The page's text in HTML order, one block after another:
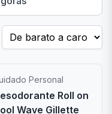
Personal
Roll on
Wave Gillette